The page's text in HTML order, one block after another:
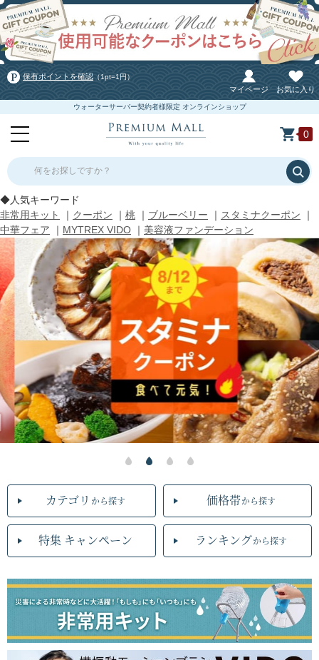
保有ポイントを確認 （1pt=1円）
マイページ お気に入り
ウォーターサーバー契約者様限定 オンラインショップ
0
何をお探しですか？
◆人気キーワード
非常用キット
｜ クーポン ｜ 桃 ｜ ブルーベリー ｜ スタミナクーポン ｜
中華フェア ｜ MYTREX VIDO ｜ 美容液ファンデーション
カテゴリ から探す 価格帯から探す
特集 キャンペーン ランキングから探す